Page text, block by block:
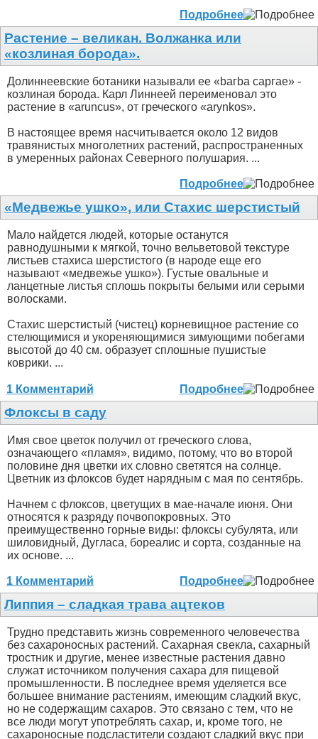
Подробнее
Растение – великан. Волжанка или
«козлиная борода».
Долиннеевские ботаники называли ее «bагbа саргае» -
козлиная борода. Карл Линнеей переименовал это
растение в «aruncus», от греческого «arynkos».
В настоящее время насчитывается около 12 видов
травянистых многолетних растений, распространенных
в умеренных районах Северного полушария. ...
Подробнее
«Медвежье ушко», или Стахис шерстистый
Мало найдется людей, которые останутся
равнодушными к мягкой, точно вельветовой текстуре
листьев стахиса шерстистого (в народе еще его
называют «медвежье ушко»). Густые овальные и
ланцетные листья сплошь покрыты белыми или серыми
волосками.
Стахис шерстистый (чистец) корневищное растение со
стелющимися и укореняющимися зимующими побегами
высотой до 40 см. образует сплошные пушистые
коврики. ...
1 Комментарий Подробнее
Флоксы в саду
Имя свое цветок получил от греческого слова,
означающего «пламя», видимо, потому, что во второй
половине дня цветки их словно светятся на солнце.
Цветник из флоксов будет нарядным с мая по сентябрь.
Начнем с флоксов, цветущих в мае-начале июня. Они
относятся к разряду почвопокровных. Это
преимущественно горные виды: флоксы субулята, или
шиловидный, Дугласа, бореалис и сорта, созданные на
их основе. ...
1 Комментарий Подробнее
Липпия – сладкая трава ацтеков
Трудно представить жизнь современного человечества
без сахароносных растений. Сахарная свекла, сахарный
тростник и другие, менее известные растения давно
служат источником получения сахара для пищевой
промышленности. В последнее время уделяется все
большее внимание растениям, имеющим сладкий вкус,
но не содержащим сахаров. Это связано с тем, что не
все люди могут употреблять сахар, и, кроме того, не
сахароносные подсластители создают сладкий вкус при